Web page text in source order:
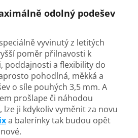
odolný podešev
vyvinutý z letitých
poměr přilnavosti k
poddajnosti a flexibility do
pohodlná, měkká a
o síle pouhých 3,5 mm. A
prošlape či náhodou
lze ji kdykoliv vyměnit za novu
a balerínky tak budou opět